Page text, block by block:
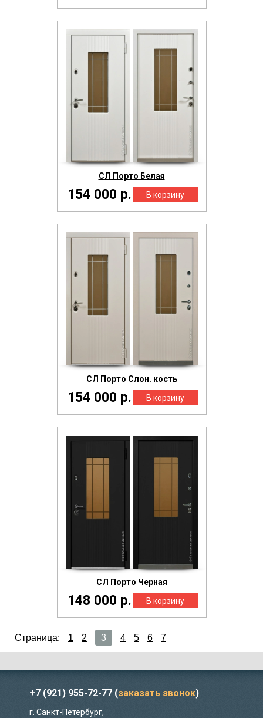
СЛ Порто Белая
154 000 р.
СЛ Порто Слон. кость
154 000 р.
СЛ Порто Черная
148 000 р.
Страница: 1 2 3 4 5 6 7
+7 (921) 955-72-77 (заказать звонок)
г. Санкт-Петербург,